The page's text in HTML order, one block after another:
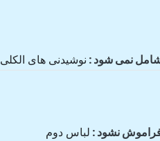
نمی شود نوشیدنی های الکلی
نشود لباس دوم